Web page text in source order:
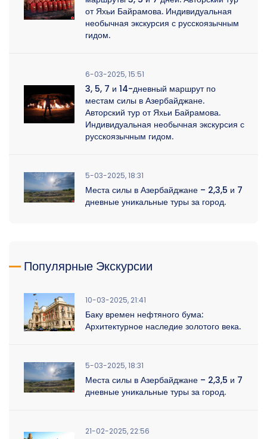
от Яхьи Байрамова. Индивидуальная
необычная экскурсия с русскоязычным
гидом.
6-03-2025, 15:51
3, 5, 7 и 14-дневный маршрут по
местам силы в Азербайджане.
Авторский тур от Яхьи Байрамова.
Индивидуальная необычная экскурсия с
русскоязычным гидом.
5-03-2025, 18:31
Места силы в Азербайджане – 2,3,5 и 7
дневные уникальные туры за город.
Популярные Экскурсии
10-03-2025, 21:41
Баку времен нефтяного бума:
Архитектурное наследие золотого века.
5-03-2025, 18:31
Места силы в Азербайджане – 2,3,5 и 7
дневные уникальные туры за город.
21-02-2025, 22:56